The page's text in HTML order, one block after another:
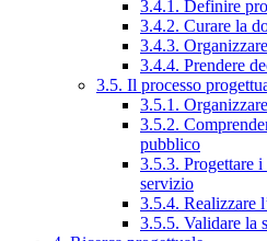
3.4.1. Definire
3.4.2. Curare la
3.4.3.
3.4.4. Prendere
3.5. Il processo
3.5.1.
3.5.2.
pubblico
3.5.3. Progettare i
servizio
3.5.4. Realizzare
3.5.5. Validare la